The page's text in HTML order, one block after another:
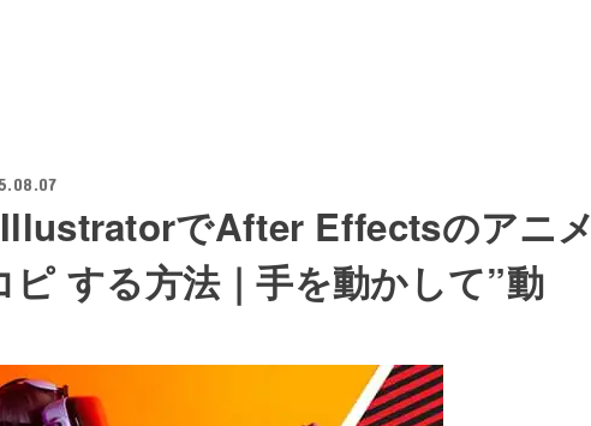
IllustratorでAfter Effectsのアニメ
ピ する方法｜手を動かして”動